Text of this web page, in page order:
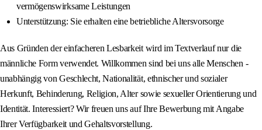
vermögenswirksame Leistungen
Unterstützung: Sie erhalten eine betriebliche Altersvorsorge
Aus Gründen der einfacheren Lesbarkeit wird im Textverlauf nur die
männliche Form verwendet. Willkommen sind bei uns alle Menschen -
unabhängig von Geschlecht, Nationalität, ethnischer und sozialer
Herkunft, Behinderung, Religion, Alter sowie sexueller Orientierung und
Identität. Interessiert? Wir freuen uns auf Ihre Bewerbung mit Angabe
Ihrer Verfügbarkeit und Gehaltsvorstellung.